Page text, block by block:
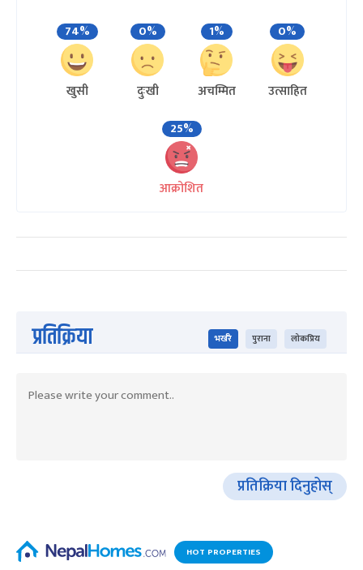
74%
खुसी
0%
दुःखी
1%
अचम्मित
0%
उत्साहित
25%
आक्रोशित
प्रतिक्रिया भर्खरै पुराना लोकप्रिय
प्रतिक्रिया दिनुहोस्
HOT PROPERTIES